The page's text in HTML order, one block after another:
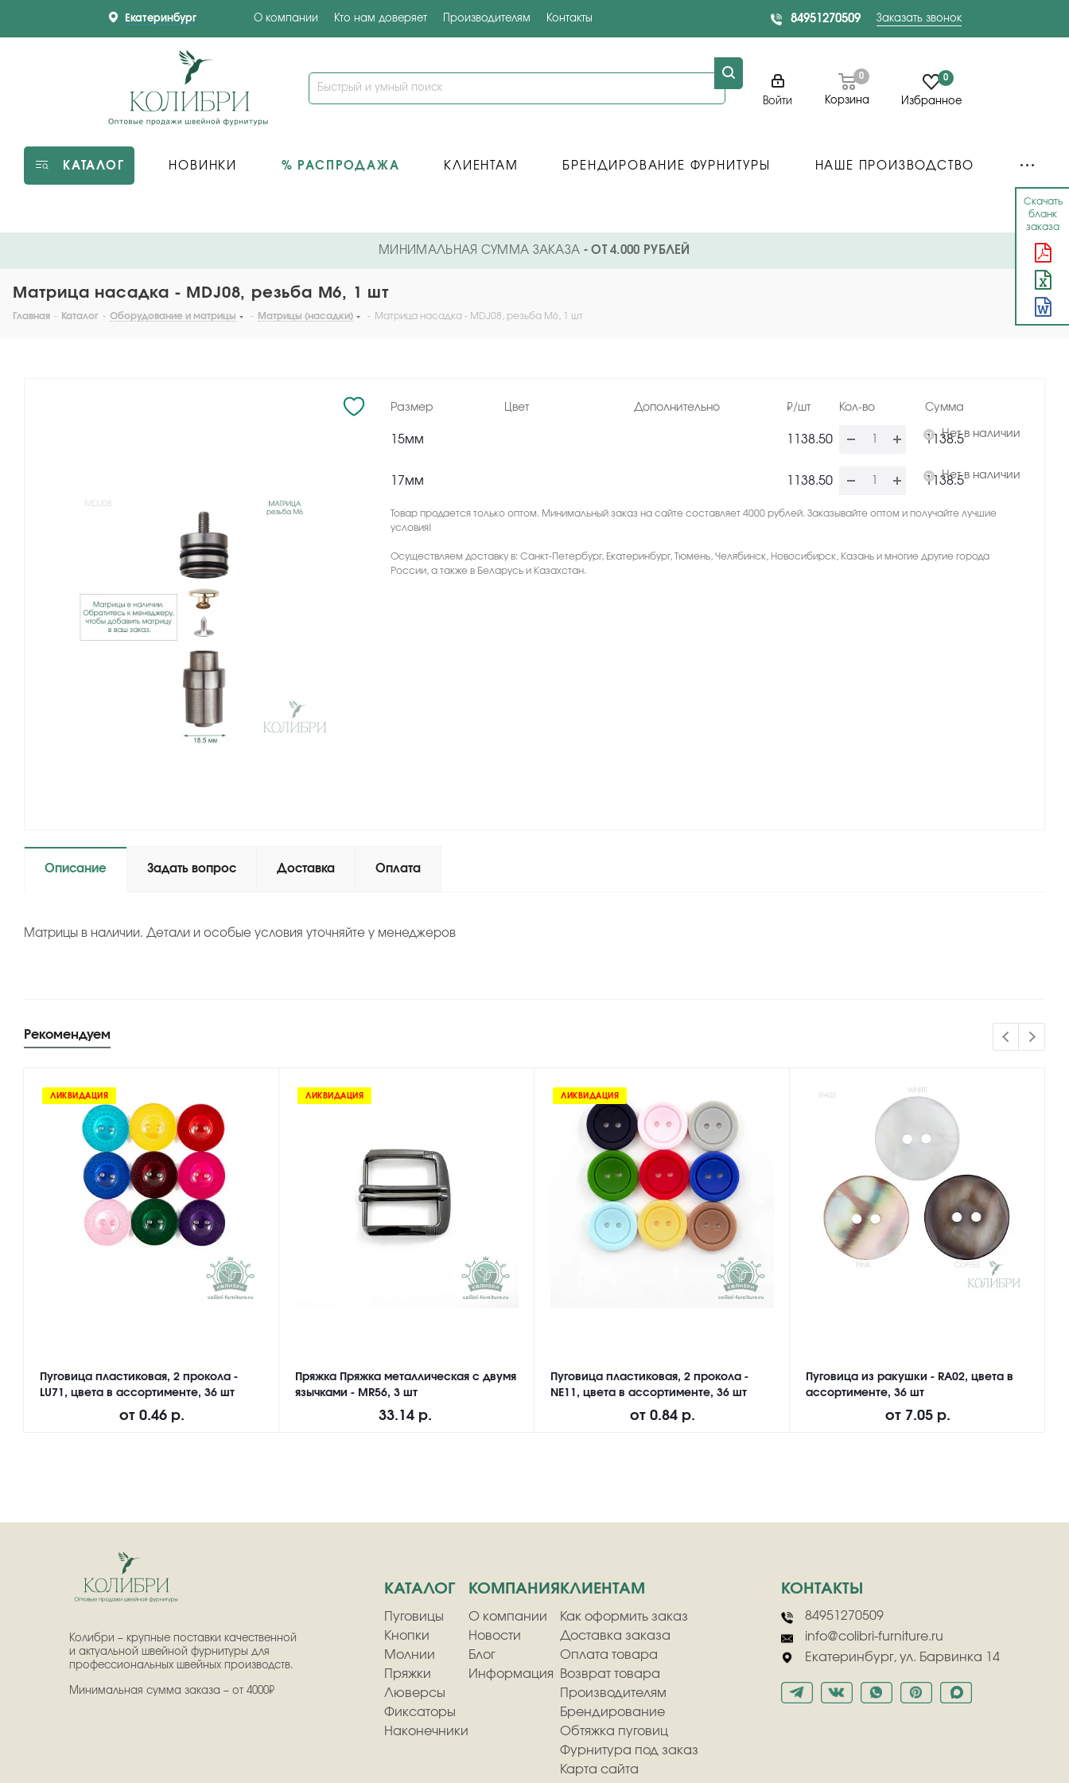
Скачать
бланк
заказа
Екатеринбург О компании Кто нам доверяет Производителям Контакты 84951270509 Заказать звонок
Войти Корзина
0 0
Избранное
КАТАЛОГ НОВИНКИ % РАСПРОДАЖА КЛИЕНТАМ БРЕНДИРОВАНИЕ ФУРНИТУРЫ НАШЕ ПРОИЗВОДСТВО
МИНИМАЛЬНАЯ СУММА ЗАКАЗА - ОТ 4.000 РУБЛЕЙ
Матрица насадка - MDJ08, резьба М6, 1 шт
Главная - Каталог - Оборудование и матрицы - Матрицы (насадки) - Матрица насадка - MDJ08, резьба М6, 1 шт
Размер Цвет Дополнительно ₽/шт Кол-во Сумма
15мм 1138.50 1138.5
Нет в наличии
17мм 1138.50 1138.5
Нет в наличии
Товар продается только оптом. Минимальный заказ на сайте составляет 4000 рублей. Заказывайте оптом и получайте лучшие
условия!
Осуществляем доставку в: Санкт-Петербург, Екатеринбург, Тюмень, Челябинск, Новосибирск, Казань и многие другие города
России, а также в Беларусь и Казахстан.
Описание Задать вопрос Доставка Оплата
Матрицы в наличии. Детали и особые условия уточняйте у менеджеров
Рекомендуем
ЛИКВИДАЦИЯ
Пуговица пластиковая, 2 прокола -
LU71, цвета в ассортименте, 36 шт
от 0.46 р.
ЛИКВИДАЦИЯ
Пряжка Пряжка металлическая с двумя
язычками - MR56, 3 шт
33.14 р.
ЛИКВИДАЦИЯ
Пуговица пластиковая, 2 прокола -
NE11, цвета в ассортименте, 36 шт
от 0.84 р.
Пуговица из ракушки - RA02, цвета в
ассортименте, 36 шт
от 7.05 р.
Колибри – крупные поставки качественной
и актуальной швейной фурнитуры для
профессиональных швейных производств.
Минимальная сумма заказа – от 4000₽
КАТАЛОГ
Пуговицы
Кнопки
Молнии
Пряжки
Люверсы
Фиксаторы
Наконечники
КОМПАНИЯ
О компании
Новости
Блог
Информация
КЛИЕНТАМ
Как оформить заказ
Доставка заказа
Оплата товара
Возврат товара
Производителям
Брендирование
Обтяжка пуговиц
Фурнитура под заказ
Карта сайта
КОНТАКТЫ
84951270509
info@colibri-furniture.ru
Екатеринбург, ул. Барвинка 14